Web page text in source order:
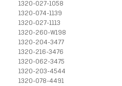
1320-027-1058
1320-074-1139
1320-027-1113
1320-260-W198
1320-204-3477
1320-216-3476
1320-062-3475
1320-203-4544
1320-078-4491